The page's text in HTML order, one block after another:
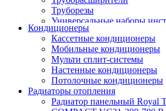
Труборезы
Универсальные наборы
Кондиционеры
Кассетные кондиционеры
Мобильные кондиционеры
Мульти сплит-системы
Настенные кондиционеры
Потолочные кондиционеры
Радиаторы отопления
Радиатор панельный Royal